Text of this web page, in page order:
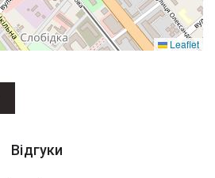
Leaflet
Відгуки